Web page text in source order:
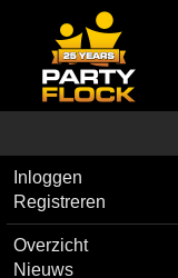
Inloggen
Registreren
Overzicht
Nieuws